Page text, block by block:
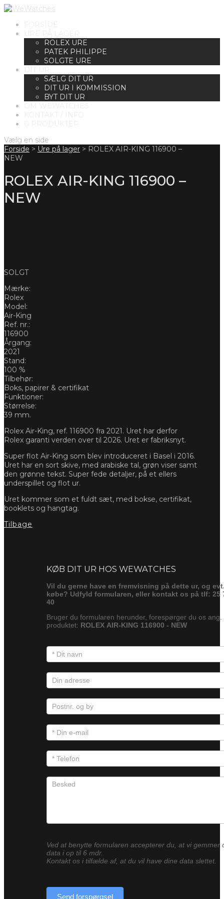
ROLEX URE
PATEK PHILIPPE
SOLGTE URE
SÆLG DIT UR
DIT UR I KOMMISSION
BYT DIT UR
Vælg en side
Forside > Ure på lager > ROLEX AIR-KING 116900 –
NEW
ROLEX AIR-KING 116900 –
NEW
SOLGT
Mærke:
Rolex
Model:
Air-King
Ref. nr.:
116900
Årgang:
2021
Stand:
100 %
Tilbehør:
Boks, papirer & certifikat
Funktioner:
Størrelse:
39 mm.
Rolex Air-King, ref. 116900 fra 2021. Uret har derfor
Rolex garanti verden over til 2026. Uret er fabriksnyt.
Super flot Air-King som blev introduceret i Basel i 2016.
Uret har en sort skive, med arabiske tal, grøn viser samt
den grønne tekst. Super fede detaljer, på et ellers
underspillet og flot ur.
Uret kommer som et fuldt sæt, med bokse, certifikat,
booklets og hangtag.
Tilbage
KØB DIT UR HOS WEWATCHES
Vil du gerne have en fremvisning på dette ur, og
købe? Udfyld formularen, eller kontakt os på tlf: 25
40
Bruger du formularen herunder, forespørger du os ang.
produktet: ROLEX AIR-KING 116900 - NEW
Ved at benytte formularen accepterer du, at vi gemmer
data i op til 6 mdr.
Kontakt os i tilfælde af, at du vil have dine data slettet.
Send forspørgsel